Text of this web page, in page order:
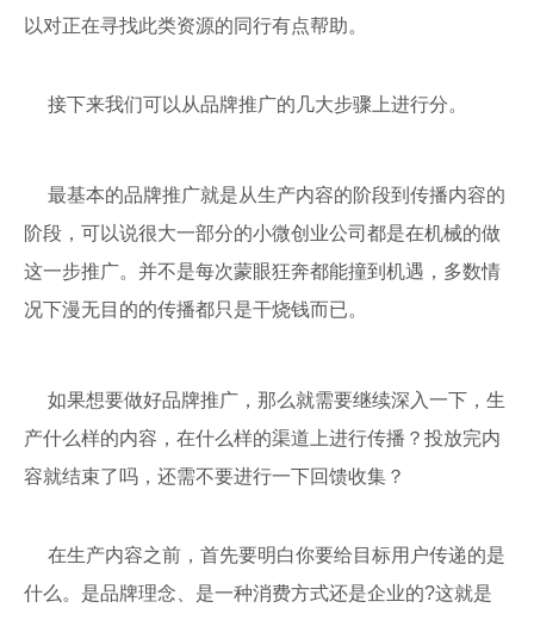
以对正在寻找此类资源的同行有点帮助。
接下来我们可以从品牌推广的几大步骤上进行分。
最基本的品牌推广就是从生产内容的阶段到传播内容的
阶段，可以说很大一部分的小微创业公司都是在机械的做
这一步推广。并不是每次蒙眼狂奔都能撞到机遇，多数情
况下漫无目的的传播都只是干烧钱而已。
如果想要做好品牌推广，那么就需要继续深入一下，生
产什么样的内容，在什么样的渠道上进行传播？投放完内
容就结束了吗，还需不要进行一下回馈收集？
在生产内容之前，首先要明白你要给目标用户传递的是
什么。是品牌理念、是一种消费方式还是企业的?这就是